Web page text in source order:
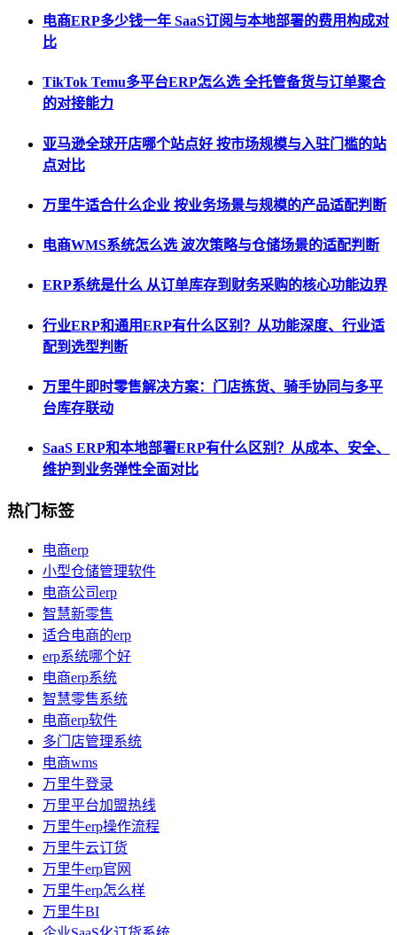
电商ERP多少钱一年 SaaS订阅与本地部署的费用构成对
比
TikTok Temu多平台ERP怎么选 全托管备货与订单聚合
的对接能力
亚马逊全球开店哪个站点好 按市场规模与入驻门槛的站
点对比
万里牛适合什么企业 按业务场景与规模的产品适配判断
电商WMS系统怎么选 波次策略与仓储场景的适配判断
ERP系统是什么 从订单库存到财务采购的核心功能边界
行业ERP和通用ERP有什么区别？从功能深度、行业适
配到选型判断
万里牛即时零售解决方案：门店拣货、骑手协同与多平
台库存联动
SaaS ERP和本地部署ERP有什么区别？从成本、安全、
维护到业务弹性全面对比
热门标签
电商erp
小型仓储管理软件
电商公司erp
智慧新零售
适合电商的erp
erp系统哪个好
电商erp系统
智慧零售系统
电商erp软件
多门店管理系统
电商wms
万里牛登录
万里平台加盟热线
万里牛erp操作流程
万里牛云订货
万里牛erp官网
万里牛erp怎么样
万里牛BI